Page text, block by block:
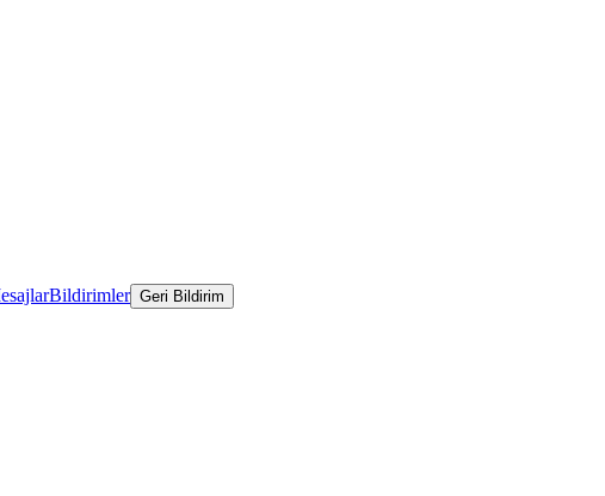
Bildirimler Geri Bildirim